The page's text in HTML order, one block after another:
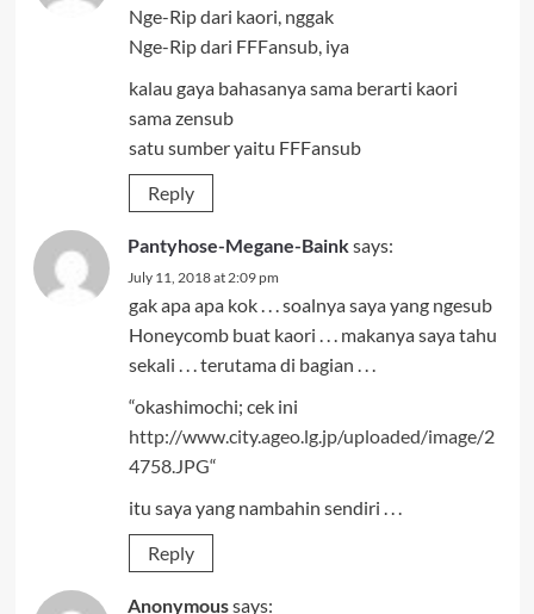
Nge-Rip dari kaori, nggak
Nge-Rip dari FFFansub, iya
kalau gaya bahasanya sama berarti kaori
sama zensub
satu sumber yaitu FFFansub
Reply
Pantyhose-Megane-Bainksays:
July 11, 2018 at 2:09 pm
gak apa apa kok . . . soalnya saya yang ngesub
Honeycomb buat kaori . . . makanya saya tahu
sekali . . . terutama di bagian . . .
“okashimochi; cek ini
http://www.city.ageo.lg.jp/uploaded/image/2
4758.JPG“
itu saya yang nambahin sendiri . . .
Reply
Anonymoussays: